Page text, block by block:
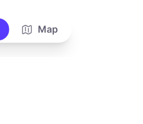
Map